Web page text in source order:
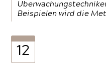
Beispielen wird die
12